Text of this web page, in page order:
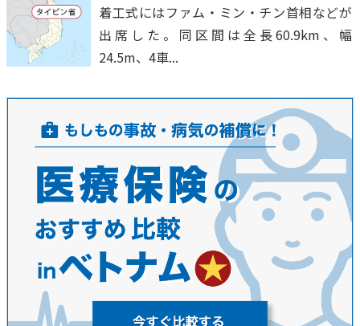
着工式にはファム・ミン・チン首相などが
出席した。同区間は全長60.9km、幅
24.5m、4車...